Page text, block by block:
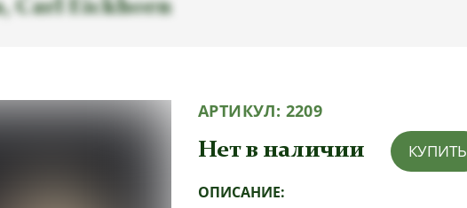
Carl Eickhorn
АРТИКУЛ: 2209
Нет в наличии КУПИТЬ
ОПИСАНИЕ: